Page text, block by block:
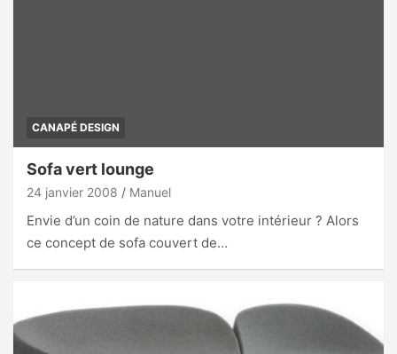
CANAPÉ DESIGN
Sofa vert lounge
24 janvier 2008 Manuel
Envie d’un coin de nature dans votre intérieur ? Alors
ce concept de sofa couvert de…